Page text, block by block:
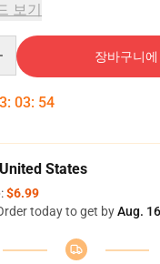
보기
장바구니
: 03: 54
States
$6.99
today to get byAug.